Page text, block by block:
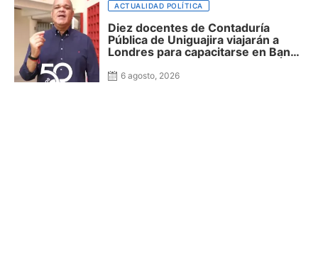
ACTUALIDAD POLÍTICA
Diez docentes de Contaduría
Pública de Uniguajira viajarán a
Londres para capacitarse en Banca
Global
6 agosto, 2026